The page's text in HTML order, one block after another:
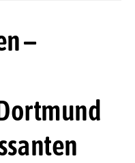
–